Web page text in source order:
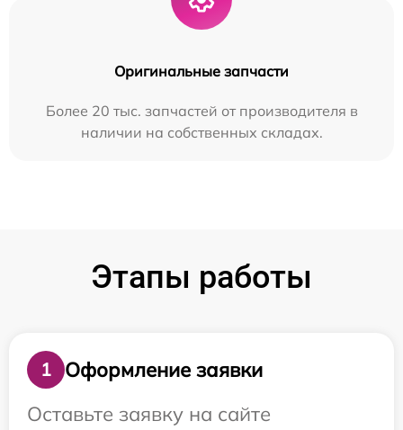
Оригинальные запчасти
Более 20 тыс. запчастей от производителя в
наличии на собственных складах.
Этапы работы
1
Оформление заявки
Оставьте заявку на сайте